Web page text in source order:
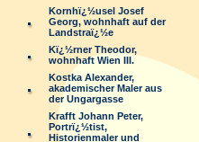
Kornhï¿½usel Josef
Georg, wohnhaft auf der
Landstraï¿½e
Kï¿½rner Theodor,
wohnhaft Wien III.
Kostka Alexander,
akademischer Maler aus
der Ungargasse
Krafft Johann Peter,
Portrï¿½tist,
Historienmaler und